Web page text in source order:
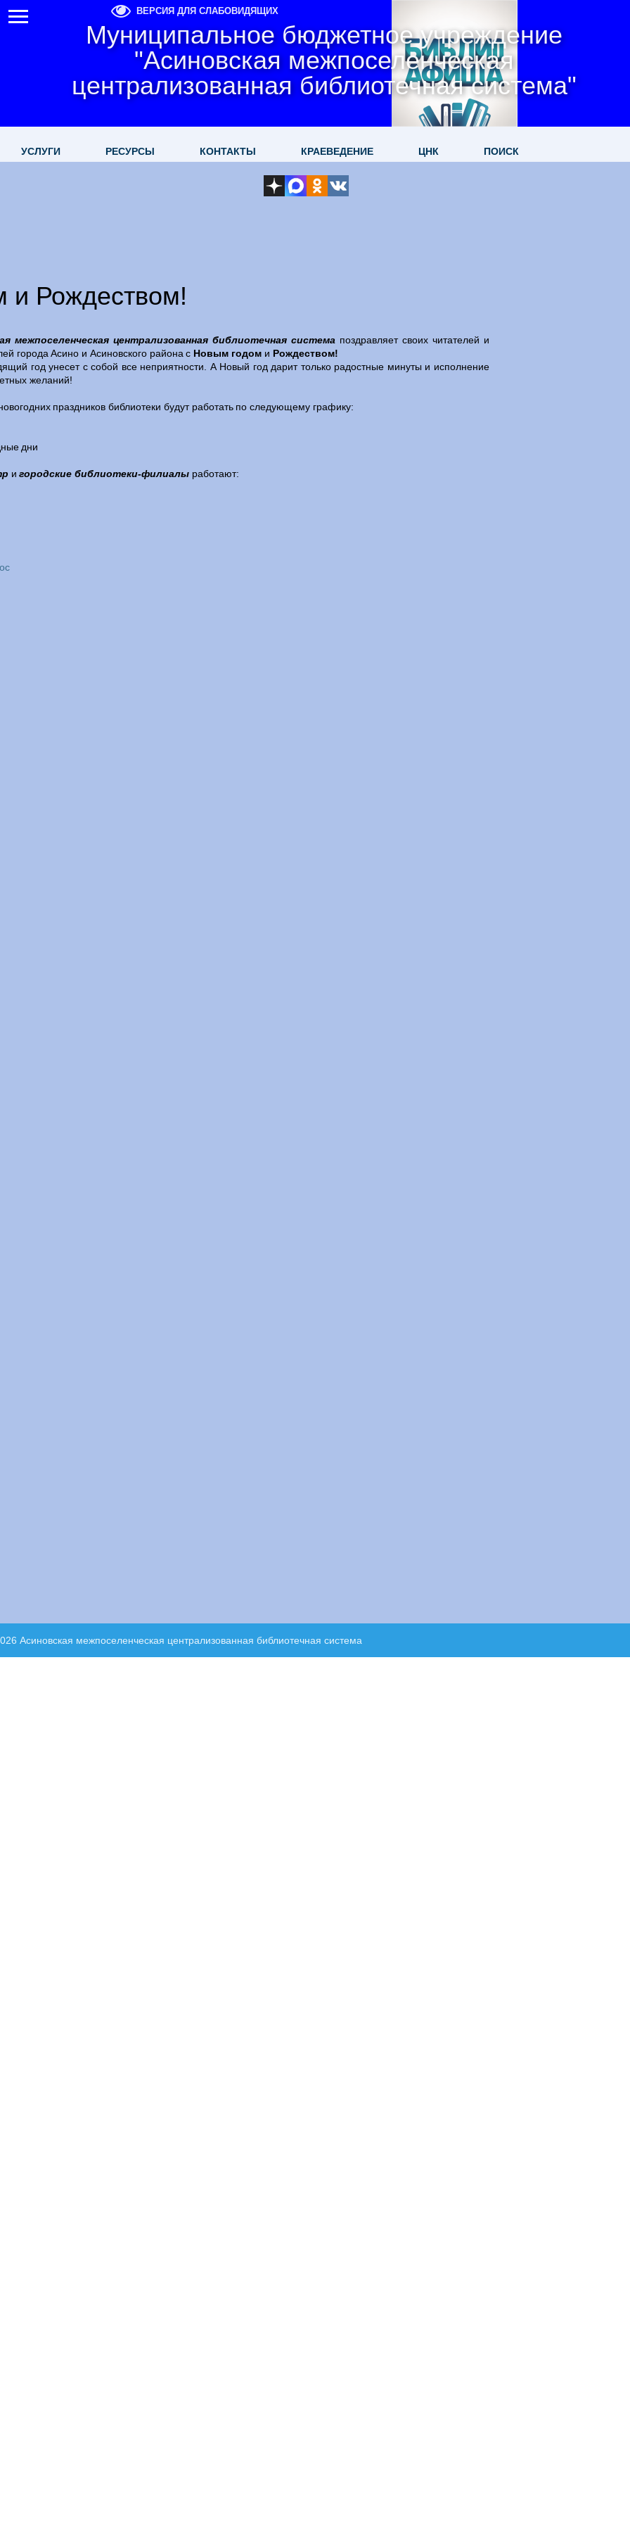
Муниципальное бюджетное учреждение
"Асиновская межпоселенческая
централизованная библиотечная система"
ВЕРСИЯ ДЛЯ СЛАБОВИДЯЩИХ
УСЛУГИ РЕСУРСЫ КОНТАКТЫ КРАЕВЕДЕНИЕ ЦНК ПОИСК
Рождеством!
межпоселенческая централизованная библиотечная система поздравляет своих читателей и
города Асино и Асиновского района с Новым годом и Рождеством!
год унесет с собой все неприятности. А Новый год дарит только радостные минуты и исполнение
желаний!
праздников библиотеки будут работать по следующему графику:
дни
игородские библиотеки-филиалы работают:
Асиновская межпоселенческая централизованная библиотечная система